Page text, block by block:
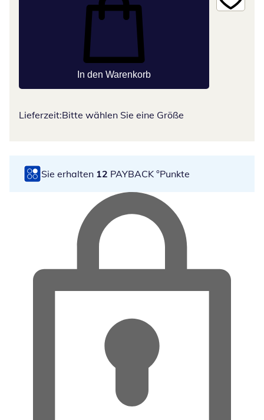
In den Warenkorb
Lieferzeit:Bitte wählen Sie eine Größe
Sie erhalten 12 PAYBACK °Punkte